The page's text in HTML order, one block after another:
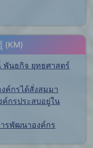
(KM)
นธกิจ ยุทธศาสตร์
ค์กรได้สั่งสมมา
กรประสบอยู่ใน
รพัฒนาองค์กร